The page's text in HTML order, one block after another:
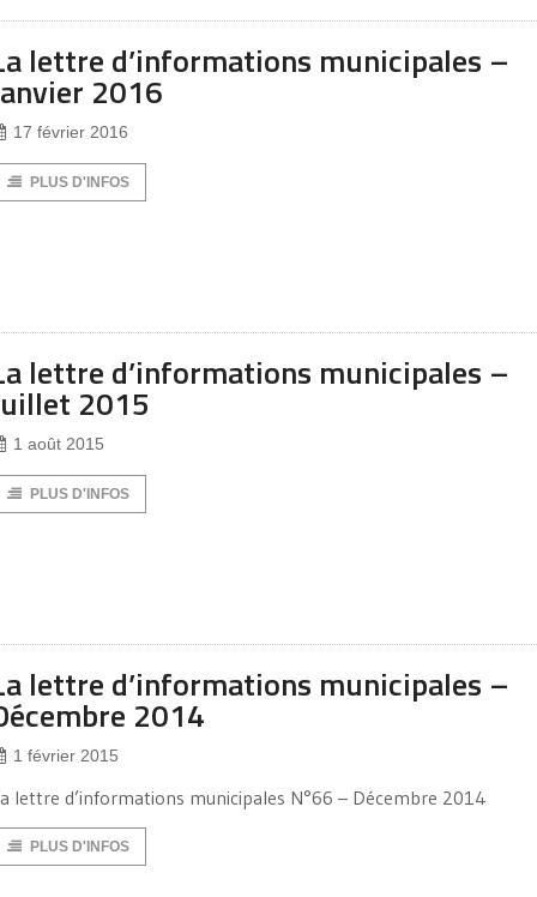
lettre d’informations municipales –
2016
17 février 2016
PLUS D'INFOS
lettre d’informations municipales –
2015
1 août 2015
PLUS D'INFOS
lettre d’informations municipales –
2014
1 février 2015
lettre d’informations municipales N°66 – Décembre 2014
PLUS D'INFOS